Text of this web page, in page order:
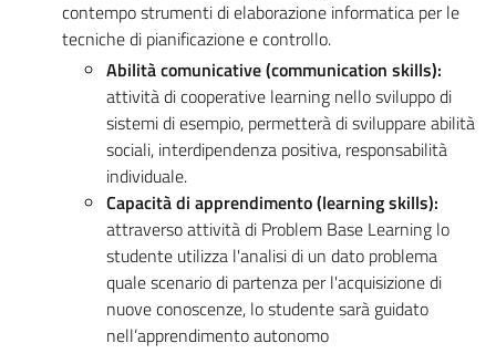
contempo strumenti di elaborazione informatica per le
tecniche di pianificazione e controllo.
Abilità comunicative (communication skills):
attività di cooperative learning nello sviluppo di
sistemi di esempio, permetterà di sviluppare abilità
sociali, interdipendenza positiva, responsabilità
individuale.
Capacità di apprendimento (learning skills):
attraverso attività di Problem Base Learning lo
studente utilizza l'analisi di un dato problema
quale scenario di partenza per l'acquisizione di
nuove conoscenze, lo studente sarà guidato
nell’apprendimento autonomo